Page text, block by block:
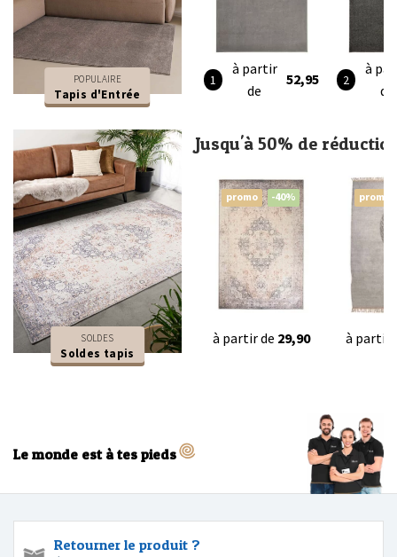
POPULAIRE
Tapis d'Entrée
à partir
de
52,95
à
de
SOLDES
Soldes tapis
Jusqu'à 50% de
promo -40%
à partir de 29,90
promo
à partir
Le monde est à tes pieds
Retourner le produit ?